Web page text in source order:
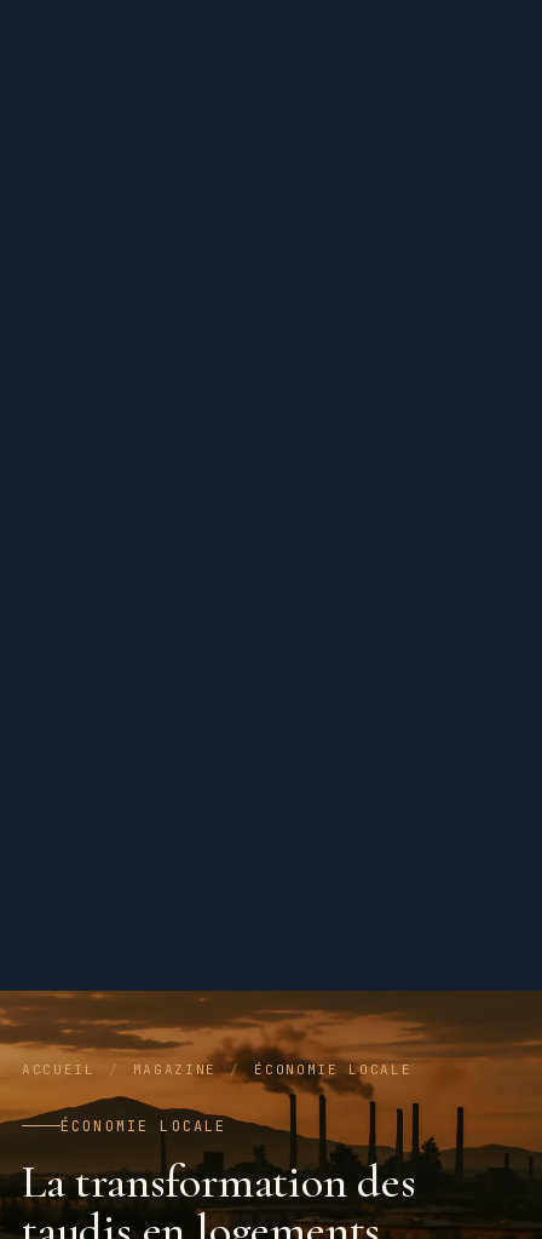
ACCUEIL / MAGAZINE / ÉCONOMIE LOCALE
ÉCONOMIE LOCALE
La transformation des